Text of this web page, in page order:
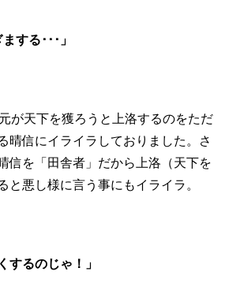
する･･･」
が天下を獲ろうと上洛するのをただ
晴信にイライラしておりました。さ
信を「田舎者」だから上洛（天下を
と悪し様に言う事にもイライラ。
するのじゃ！」